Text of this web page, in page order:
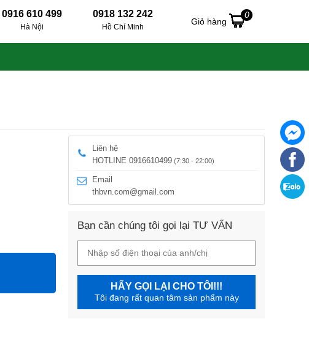
0916 610 499
Hà Nội
0918 132 242
Hồ Chí Minh
Giỏ hàng
0
Liên hệ
HOTLINE 0916610499 (7:30 - 22:00)
Email
thbvn.com@gmail.com
Bạn cần chúng tôi gọi lại TƯ VẤN
HÃY GỌI LẠI CHO TÔI!!!
Tôi đang rất quan tâm sản phẩm này